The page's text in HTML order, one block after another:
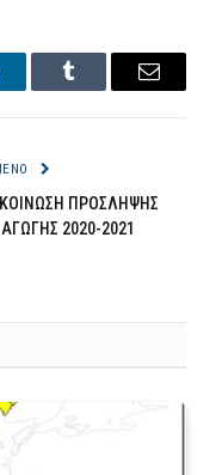
Tumblr Email
ΠΡΟΣΛΗΨΗΣ
2020-2021